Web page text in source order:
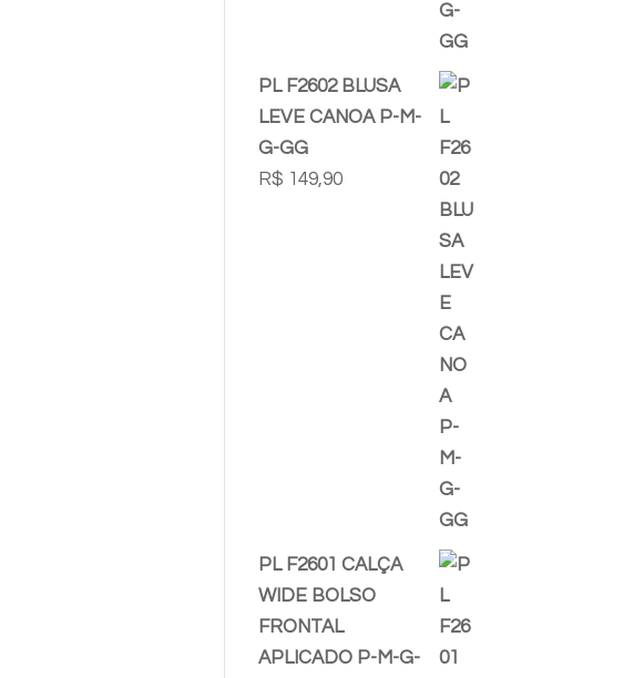
PL F2602 BLUSA
LEVE CANOA P-M-
G-GG
R$ 149,90
PL F2601 CALÇA
WIDE BOLSO
FRONTAL
APLICADO P-M-G-